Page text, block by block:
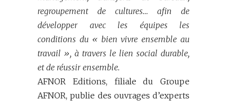
regroupement de cultures… afin de
développer avec les équipes les
conditions du « bien vivre ensemble au
travail », à travers le lien social durable,
et de réussir ensemble.
AFNOR Editions, filiale du Groupe
AFNOR, publie des ouvrages d’experts